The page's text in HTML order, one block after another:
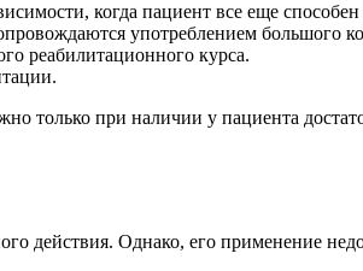
когда пациент все еще
употреблением большого
реабилитационного курса.
только при наличии у пациента
действия. Однако, его применение